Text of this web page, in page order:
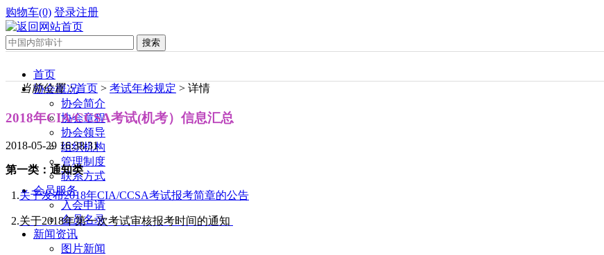
购物车(0) 登录注册
首页
协会概况
协会简介
协会章程
协会领导
组织机构
管理制度
联系方式
会员服务
入会申请
会员名录
新闻资讯
图片新闻
当前位置：首页 > 考试年检规定 > 详情
2018年CIA/CCSA考试(机考）信息汇总
2018-05-29 16:38:31
第一类：通知类
1.关于发布2018年CIA/CCSA考试报考简章的公告
2.关于2018年第一次考试审核报考时间的通知